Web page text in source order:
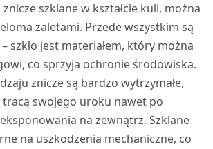
szklane w kształcie kuli, można
zaletami. Przede wszystkim są
szkło jest materiałem, który można
co sprzyja ochronie środowiska.
znicze są bardzo wytrzymałe,
tracą swojego uroku nawet po
na zewnątrz. Szklane
na uszkodzenia mechaniczne, co